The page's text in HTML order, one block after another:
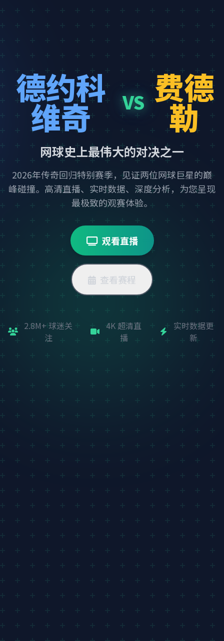
德约科
维奇 VS 费德
勒
网球史上最伟大的对决之一
2026年传奇回归特别赛季，见证两位网球巨星的巅
峰碰撞。高清直播、实时数据、深度分析，为您呈现
最极致的观赛体验。
观看直播
查看赛程
2.8M+ 球迷关
注
4K 超清直
播
实时数据更
新